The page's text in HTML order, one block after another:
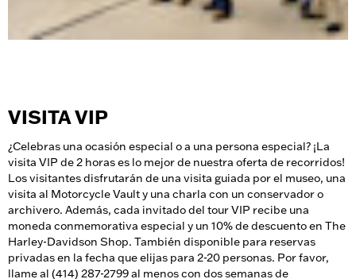
VISITA VIP
¿Celebras una ocasión especial o a una persona especial? ¡La
visita VIP de 2 horas es lo mejor de nuestra oferta de recorridos!
Los visitantes disfrutarán de una visita guiada por el museo, una
visita al Motorcycle Vault y una charla con un conservador o
archivero. Además, cada invitado del tour VIP recibe una
moneda conmemorativa especial y un 10% de descuento en The
Harley-Davidson Shop. También disponible para reservas
privadas en la fecha que elijas para 2-20 personas. Por favor,
llame al (414) 287-2799 al menos con dos semanas de